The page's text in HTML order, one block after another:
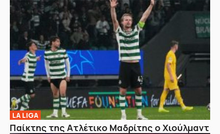
LA LIGA
Παίκτης της Ατλέτικο Μαδρίτης ο Χιούλμαντ